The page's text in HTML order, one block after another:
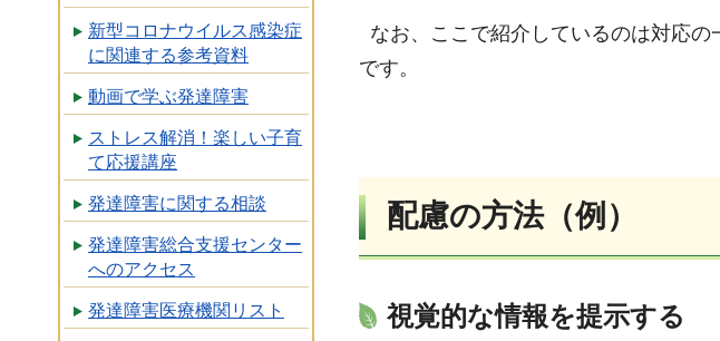
新型コロナウイルス感染症
に関連する参考資料
動画で学ぶ発達障害
ストレス解消！楽しい子育
て応援講座
発達障害に関する相談
発達障害総合支援センター
へのアクセス
発達障害医療機関リスト
なお、ここで紹介しているのは対応の
です。
配慮の方法（例）
視覚的な情報を提示する